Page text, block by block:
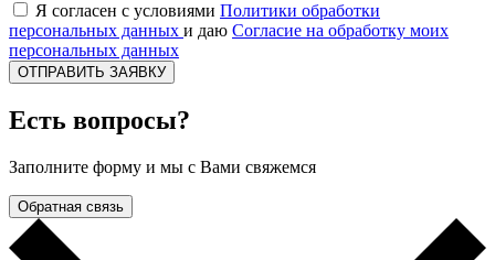
Я согласен с условиями Политики обработки
персональных данных и даю Согласие на обработку моих
персональных данных
ОТПРАВИТЬ ЗАЯВКУ
Есть вопросы?
Заполните форму и мы с Вами свяжемся
Обратная связь